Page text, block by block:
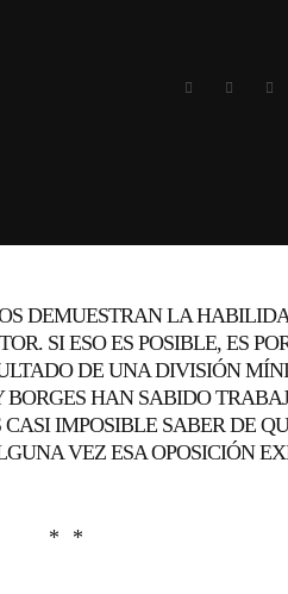
DEMUESTRAN LA
SI ESO ES POSIBLE, ES
DE UNA DIVISIÓN
BORGES HAN SABIDO
IMPOSIBLE SABER DE
VEZ ESA OPOSICIÓN
* *